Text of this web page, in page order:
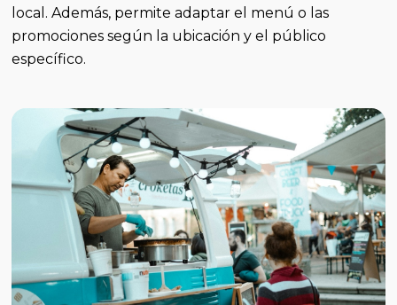
local. Además, permite adaptar el menú o las
promociones según la ubicación y el público
específico.